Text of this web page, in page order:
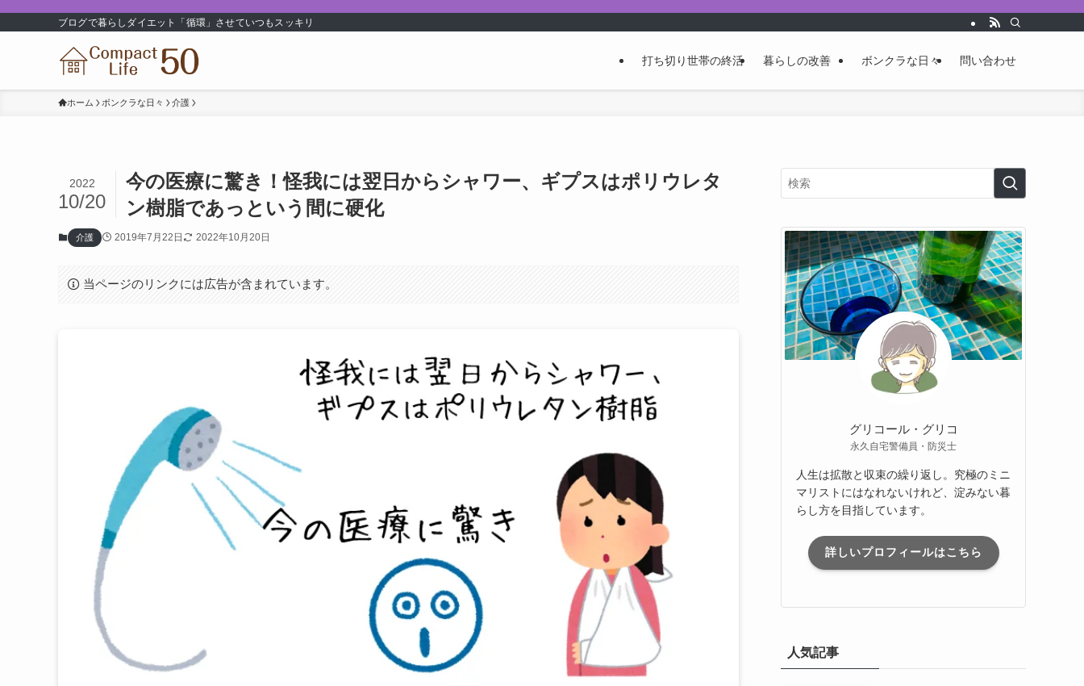
ブログで暮らしダイエット「循環」させていつもスッキリ
打ち切り世帯の終活 暮らしの改善 ボンクラな日々 問い合わせ
ホーム ボンクラな日々 介護
今の医療に驚き！怪我には翌日からシャワー、ギプスはポリウレタ
ン樹脂であっという間に硬化
2022
10/20
介護 2019年7月22日 2022年10月20日
当ページのリンクには広告が含まれています。
グリコール・グリコ
永久自宅警備員・防災士
人生は拡散と収束の繰り返し。究極のミニ
マリストにはなれないけれど、淀みない暮
らし方を目指しています。
詳しいプロフィールはこちら
人気記事